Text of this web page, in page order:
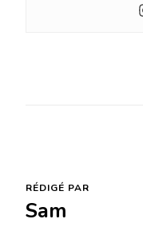
RÉDIGÉ PAR
Sam